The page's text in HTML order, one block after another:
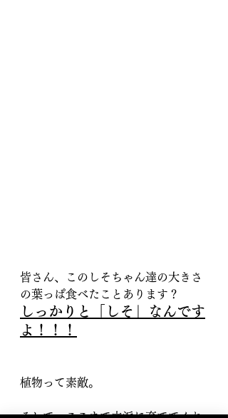
皆さん、このしそちゃん達の大きさ
の葉っぱ食べたことあります？
しっかりと「しそ」なんです
よ！！！
植物って素敵。